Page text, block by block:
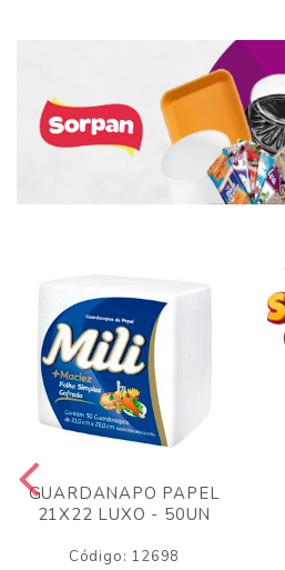
GUARDANAPO PAPEL
21X22 LUXO - 50UN
Código: 12698